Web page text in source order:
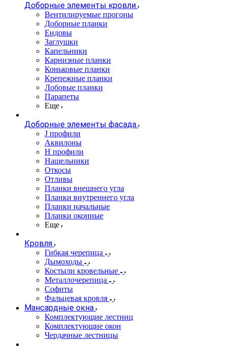
Доборные элементы кровли
Вентилируемые прогоны
Доборные планки
Ендовы
Заглушки
Капельники
Карнизные планки
Коньковые планки
Крепежные планки
Лобовые планки
Парапеты
Еще
Доборные элементы фасада
J профили
Аквилоны
Н профили
Нащельники
Откосы
Отливы
Планки внешнего угла
Планки внутреннего угла
Планки начальные
Планки оконные
Еще
Кровля
Гибкая черепица
Дымоходы
Костыли кровельные
Металлочерепица
Софиты
Фальцевая кровля
Мансардные окна
Комплектующие лестниц
Комплектующие окон
Чердачные лестницы